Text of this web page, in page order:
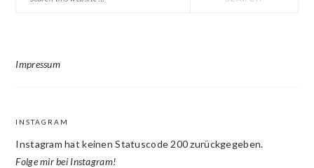
Impressum
INSTAGRAM
Instagram hat keinen Statuscode 200 zurückgegeben.
Folge mir bei Instagram!